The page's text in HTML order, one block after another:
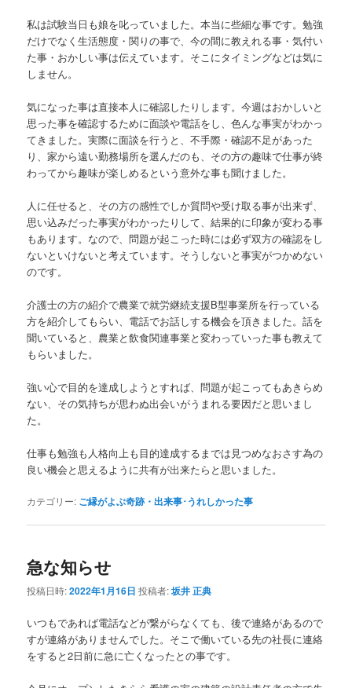
私は試験当日も娘を叱っていました。本当に些細な事です。勉強
だけでなく生活態度・関りの事で、今の間に教えれる事・気付い
た事・おかしい事は伝えています。そこにタイミングなどは気に
しません。
気になった事は直接本人に確認したりします。今週はおかしいと
思った事を確認するために面談や電話をし、色んな事実がわかっ
てきました。実際に面談を行うと、不手際・確認不足があった
り、家から遠い勤務場所を選んだのも、その方の趣味で仕事が終
わってから趣味が楽しめるという意外な事も聞けました。
人に任せると、その方の感性でしか質問や受け取る事が出来ず、
思い込みだった事実がわかったりして、結果的に印象が変わる事
もあります。なので、問題が起こった時には必ず双方の確認をし
ないといけないと考えています。そうしないと事実がつかめない
のです。
介護士の方の紹介で農業で就労継続支援B型事業所を行っている
方を紹介してもらい、電話でお話しする機会を頂きました。話を
聞いていると、農業と飲食関連事業と変わっていった事も教えて
もらいました。
強い心で目的を達成しようとすれば、問題が起こってもあきらめ
ない、その気持ちが思わぬ出会いがうまれる要因だと思いまし
た。
仕事も勉強も人格向上も目的達成するまでは見つめなおさす為の
良い機会と思えるように共有が出来たらと思いました。
カテゴリー: ご縁がよぶ奇跡・出来事･うれしかった事
急な知らせ
投稿日時:2022年1月16日 投稿者:坂井 正典
いつもであれば電話などが繋がらなくても、後で連絡があるので
すが連絡がありませんでした。そこで働いている先の社長に連絡
をすると2日前に急に亡くなったとの事です。